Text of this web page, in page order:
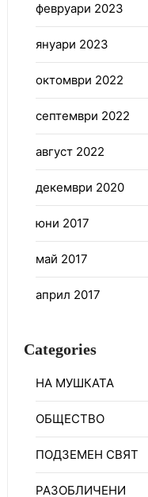
февруари 2023
януари 2023
октомври 2022
септември 2022
август 2022
декември 2020
юни 2017
май 2017
април 2017
Categories
НА МУШКАТА
ОБЩЕСТВО
ПОДЗЕМЕН СВЯТ
РАЗОБЛИЧЕНИ